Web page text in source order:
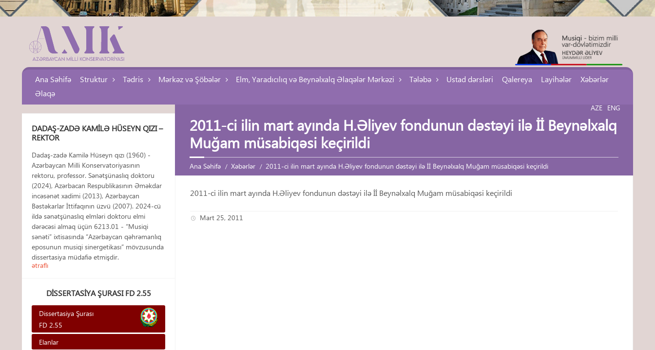
Ana Səhifə Struktur Tədris Mərkəz və Şöbələr Elm, Yaradıcılıq və Beynəlxalq Əlaqələr Mərkəzi Tələbə Ustad dərsləri Qalereya Layihələr
Xəbərlər
Əlaqə
AZE ENG
2011-ci ilin mart ayında H.Əliyev fondunun dəstəyi ilə İİ Beynəlxalq
Muğam müsabiqəsi keçirildi
Ana Səhifə Xəbərlər 2011-ci ilin mart ayında H.Əliyev fondunun dəstəyi ilə İİ Beynəlxalq Muğam müsabiqəsi keçirildi
2011-ci ilin mart ayında H.Əliyev fondunun dəstəyi ilə İİ Beynəlxalq Muğam müsabiqəsi keçirildi
Mart 25, 2011
DADAŞ-ZADƏ KAMILƏ HÜSEYN QIZI –
REKTOR
Dadaş-zadə Kamilə Hüseyn qızı (1960) -
Azərbaycan Milli Konservatoriyasının
rektoru, professor. Sənətşünaslıq doktoru
(2024), Azərbacan Respublikasının Əməkdar
incəsənət xadimi (2013), Azərbaycan
Bəstəkarlar İttifaqının üzvü (2007). 2024-cü
ildə sənətşünaslıq elmləri doktoru elmi
dərəcəsi almaq üçün 6213.01 - “Musiqi
sənəti” ixtisasında “Azərbaycan qəhrəmanlıq
eposunun musiqi sinergetikası” mövzusunda
dissertasiya müdafiə etmişdir.
ətraflı
DISSERTASIYA ŞURASI FD 2.55
Dissertasiya Şurası
FD 2.55
Elanlar